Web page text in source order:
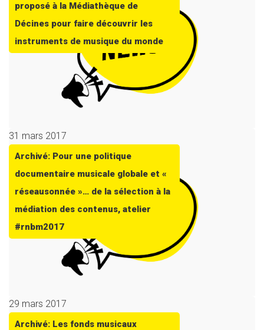
proposé à la Médiathèque de
Décines pour faire découvrir les
instruments de musique du monde
31 mars 2017
Archivé: Pour une politique
documentaire musicale globale et «
réseausonnée »… de la sélection à la
médiation des contenus, atelier
#rnbm2017
29 mars 2017
Archivé: Les fonds musicaux